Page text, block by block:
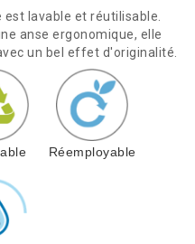
lavable et réutilisable.
anse ergonomique, elle
un bel effet d'originalité.
Réemployable